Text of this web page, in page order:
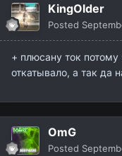
KingOlder
Posted
+ плюсану ток
откатывало, а так да
OmG
Posted